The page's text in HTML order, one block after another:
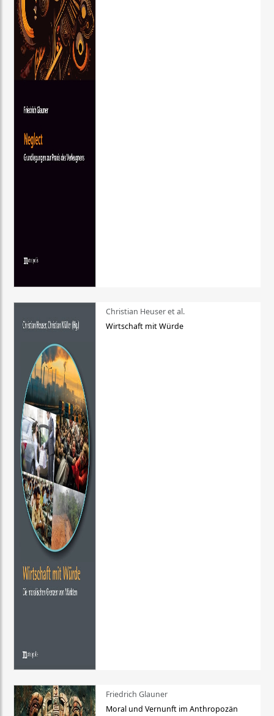
Christian Heuser et al.
Wirtschaft mit Würde
Friedrich Glauner
Moral und Vernunft im Anthropozän